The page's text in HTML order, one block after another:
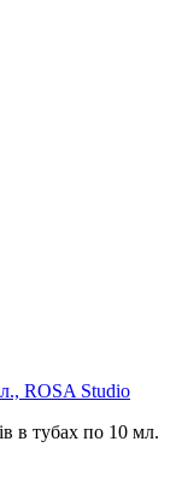
ROSA Studio
в тубах по 10 мл.